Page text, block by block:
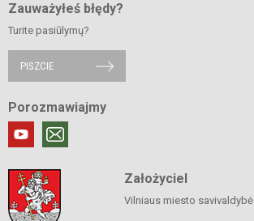
Zauważyłeś błędy?
Turite pasiūlymų?
PISZCIE
Porozmawiajmy
Założyciel
Vilniaus miesto savivaldybė